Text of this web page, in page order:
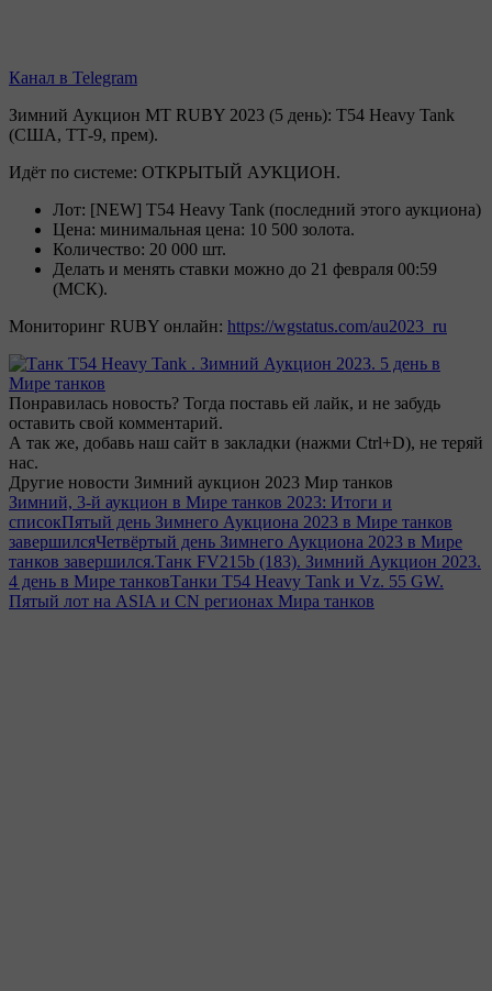
Канал в Telegram
Зимний Аукцион МТ RUBY 2023 (5 день): T54 Heavy Tank
(США, ТТ-9, прем).
Идёт по системе: ОТКРЫТЫЙ АУКЦИОН.
Лот: [NEW] T54 Heavy Tank (последний этого аукциона)
Цена: минимальная цена: 10 500 золота.
Количество: 20 000 шт.
Делать и менять ставки можно до 21 февраля 00:59
(МСК).
Мониторинг RUBY онлайн: https://wgstatus.com/au2023_ru
Понравилась новость? Тогда поставь ей лайк, и не забудь
оставить свой комментарий.
А так же, добавь наш сайт в закладки (нажми Ctrl+D), не теряй
нас.
Другие новости Зимний аукцион 2023 Мир танков
Зимний, 3-й аукцион в Мире танков 2023: Итоги и
списокПятый день Зимнего Аукциона 2023 в Мире танков
завершилсяЧетвёртый день Зимнего Аукциона 2023 в Мире
танков завершился.Танк FV215b (183). Зимний Аукцион 2023.
4 день в Мире танковТанки T54 Heavy Tank и Vz. 55 GW.
Пятый лот на ASIA и CN регионах Мира танков